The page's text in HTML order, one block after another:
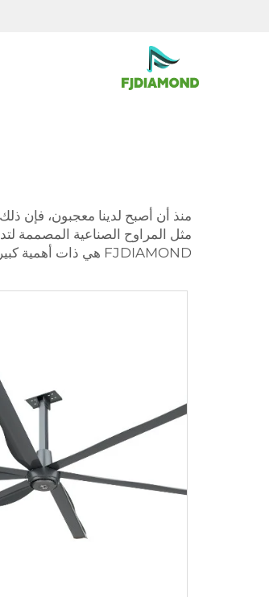
منذ أن أصبح لدينا معجبون، فإن
مثل المراوح الصناعية المصممة
FJDIAMOND هي ذات أهمية كبيرة لسلامة وصحة العاملين داخلها.